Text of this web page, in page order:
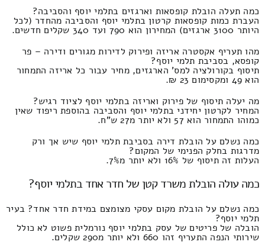
כמה תעלה הובלת קופסאות וארגזים בתלמי יוסף והסביבה?
העברת כמות קופסאות קרטון בתלמי יוסף והסביבה מהחדר (לכל
היותר 3100 ארגזים) המחירון הוא 790 ועד 340 שקלים חדשים.
מהו תעריף אקסטרה אריזה ופירוק לדירות מגורים ודירה – פר
קופסא, בסביבת תלמי יוסף?
תיסוף בקורולציה למס' הארגזים, מחיר עבור כל אריזה התמחור
הוא 49 ומקסימום 23 ₪.
מה יעלה תיסוף של פירוק ואריזה בתלמי יוסף לציוד רגיש?
המחיר לקרטון יחידני בתלמי יוסף והסביבה בהוספת ריפוד שאין
כמוהו התמחור הוא 57 ולא יותר מ27 ש"ח.
כמה נשלם על הובלת דירה בסביבת תלמי יוסף שיש אך ורק
מדרגות בחלק הפנימי של המקום?
העלות זה תיסוף של 16% ולא יותר מ7%.
כמה עולה הובלת משרד קטן של חדר אחד בתלמי יוסף?
כמה נשלם על הובלת מקום עסקי מצומצם במידת חדר אחד? בעיר
תלמי יוסף?
הובלה של פריטים של עסק בתלמי יוסף נורמלית פשוט לא כולל
שירותי הנפה התעריף זהו 660 ולא יותר מ290 שקלים.